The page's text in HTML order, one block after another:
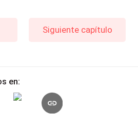
Siguiente capítulo
en: